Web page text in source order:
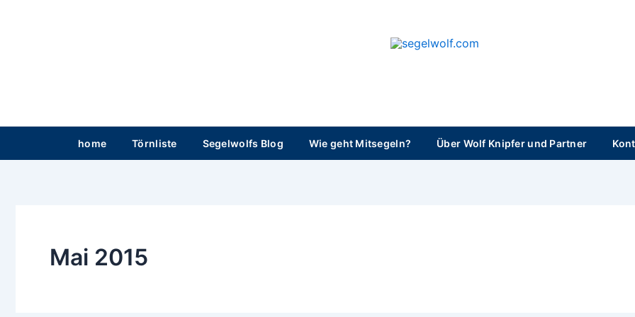
home Törnliste Segelwolfs Blog Wie geht Mitsegeln? Über Wolf Knipfer und Partner
Mai 2015